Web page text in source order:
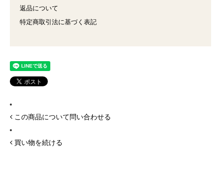
返品について
特定商取引法に基づく表記
この商品について問い合わせる
買い物を続ける